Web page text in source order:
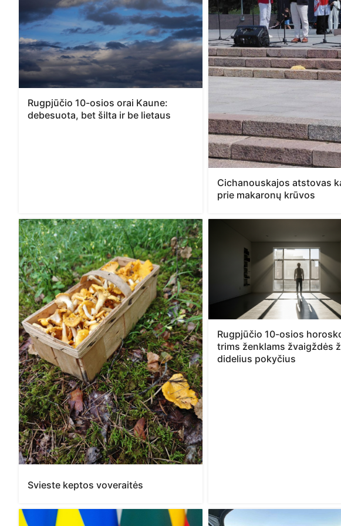
Rugpjūčio 10-osios orai Kaune:
debesuota, bet šilta ir be lietaus
Cichanouskajos atstovas
prie makaronų krūvos
Svieste keptos voveraitės
Rugpjūčio 10-osios
trims ženklams žvaigždės
didelius pokyčius